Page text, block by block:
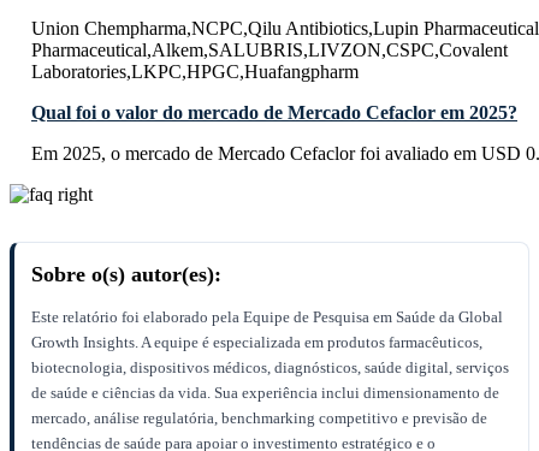
Union Chempharma,NCPC,Qilu Antibiotics,Lupin
Pharmaceutical,Alkem,SALUBRIS,LIVZON,CSPC,Covalent
Laboratories,LKPC,HPGC,Huafangpharm
Qual foi o valor do mercado de Mercado Cefaclor em 2025?
Em 2025, o mercado de Mercado Cefaclor foi avaliado em USD
Sobre o(s) autor(es):
Este relatório foi elaborado pela Equipe de Pesquisa em Saúde da Global
Growth Insights. A equipe é especializada em produtos farmacêuticos,
biotecnologia, dispositivos médicos, diagnósticos, saúde digital, serviços
de saúde e ciências da vida. Sua experiência inclui dimensionamento de
mercado, análise regulatória, benchmarking competitivo e previsão de
tendências de saúde para apoiar o investimento estratégico e o